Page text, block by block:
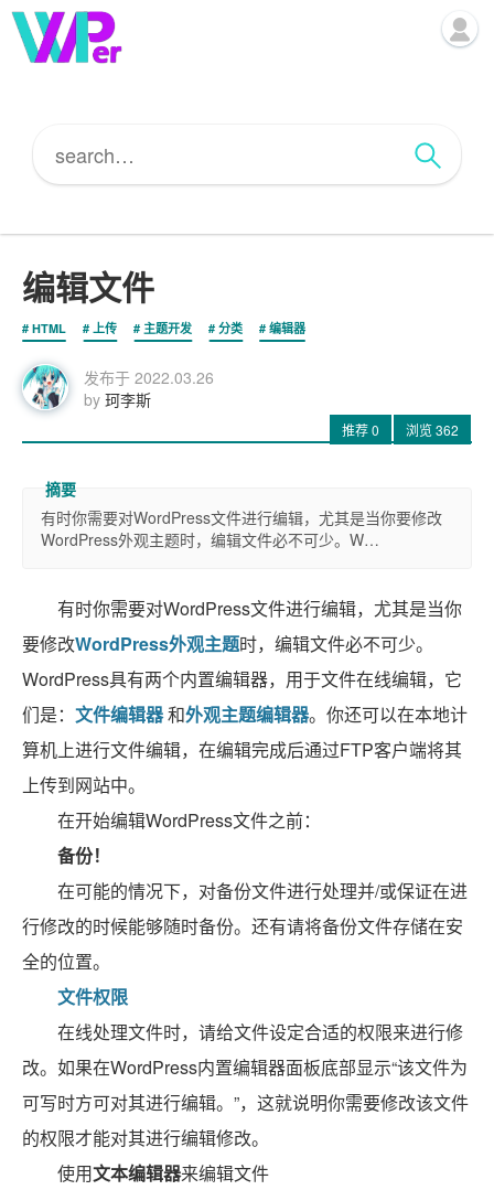
编辑文件
HTML 上传 主题开发 分类 编辑器
发布于 2022.03.26
by 珂李斯
推荐0 浏览362
有时你需要对WordPress文件进行编辑，尤其是当你要修改
WordPress外观主题时，编辑文件必不可少。W…
有时你需要对WordPress文件进行编辑，尤其是当你
要修改WordPress外观主题时，编辑文件必不可少。
WordPress具有两个内置编辑器，用于文件在线编辑，它
们是： 文件编辑器和外观主题编辑器。你还可以在本地计
算机上进行文件编辑，在编辑完成后通过FTP客户端将其
上传到网站中。
在开始编辑WordPress文件之前：
备份！
在可能的情况下，对备份文件进行处理并/或保证在进
行修改的时候能够随时备份。还有请将备份文件存储在安
全的位置。
文件权限
在线处理文件时，请给文件设定合适的权限来进行修
改。如果在WordPress内置编辑器面板底部显示“该文件为
可写时方可对其进行编辑。”，这就说明你需要修改该文件
的权限才能对其进行编辑修改。
使用文本编辑器来编辑文件